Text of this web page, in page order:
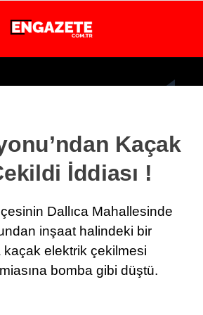
28.4
İSTANBUL
Kaçak
İddiası !
Dallıca Mahallesinde
inşaat halindeki bir
elektrik çekilmesi
bomba gibi düştü.